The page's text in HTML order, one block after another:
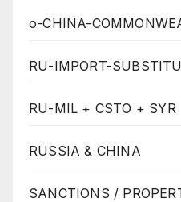
o-CHINA-
RU-IMPORT-
RU-MIL + CSTO + SYR
RUSSIA & CHINA
SANCTIONS /